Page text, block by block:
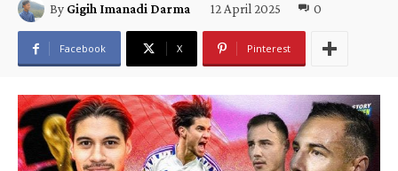
By Gigih Imanadi Darma 12 April 2025 0
Facebook X Pinterest